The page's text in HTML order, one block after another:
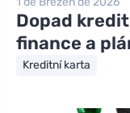
Dopad
finance a
Kreditní karta